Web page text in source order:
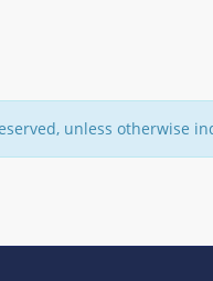
unless otherwise